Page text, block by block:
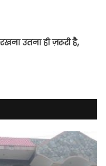
उतना ही ज़रूरी है,